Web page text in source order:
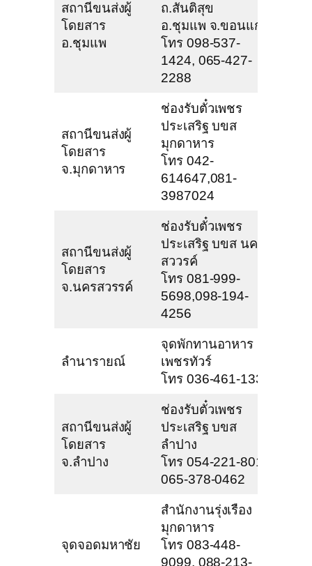
สถานีขนส่งผู้
โดยสาร
อ.ชุมแพ
ถ.สันติสุข
อ.ชุมแพ จ.ขอนแก่น
โทร 098-537-
1424, 065-427-
2288
สถานีขนส่งผู้
โดยสาร
จ.มุกดาหาร
ช่องรับตั๋วเพชร
ประเสริฐ บขส
มุกดาหาร
โทร 042-
614647,081-
3987024
สถานีขนส่งผู้
โดยสาร
จ.นครสวรรค์
ช่องรับตั๋วเพชร
ประเสริฐ บขส นคร
สววรค์
โทร 081-999-
5698,098-194-
4256
ลำนารายณ์
จุดพักทานอาหาร
เพชรทัวร์
โทร 036-461-133
สถานีขนส่งผู้
โดยสาร
จ.ลำปาง
ช่องรับตั๋วเพชร
ประเสริฐ บขส
ลำปาง
โทร 054-221-801,
065-378-0462
จุดจอดมหาชัย
สำนักงานรุ่งเรือง
มุกดาหาร
โทร 083-448-
9099, 088-213-